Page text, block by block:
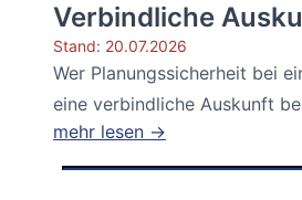
Verbindliche
Stand: 20.07.2026
Wer Planungssicherheit bei
eine verbindliche Auskunft
mehr lesen →